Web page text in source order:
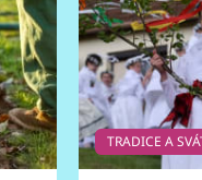
TRADICE A